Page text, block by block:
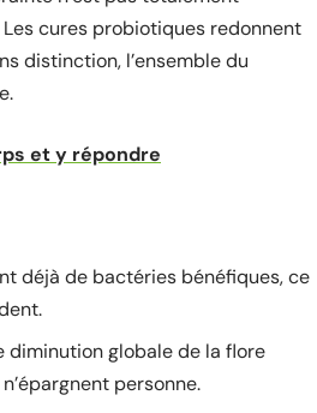
cures probiotiques redonnent
distinction, l’ensemble du
et y répondre
déjà de bactéries bénéfiques, ce
diminution globale de la flore
personne.